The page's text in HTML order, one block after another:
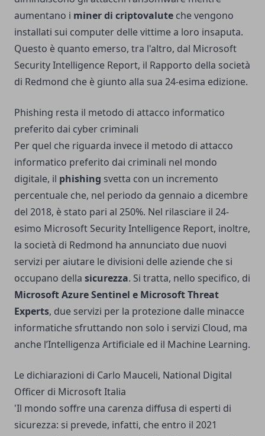
aumentano i miner di criptovalute che vengono
installati sui computer delle vittime a loro insaputa.
Questo è quanto emerso, tra l'altro, dal Microsoft
Security Intelligence Report, il Rapporto della società
di Redmond che è giunto alla sua 24-esima edizione.
Phishing resta il metodo di attacco informatico
preferito dai cyber criminali
Per quel che riguarda invece il metodo di attacco
informatico preferito dai criminali nel mondo
digitale, il phishing svetta con un incremento
percentuale che, nel periodo da gennaio a dicembre
del 2018, è stato pari al 250%. Nel rilasciare il 24-
esimo Microsoft Security Intelligence Report, inoltre,
la società di Redmond ha annunciato due nuovi
servizi per aiutare le divisioni delle aziende che si
occupano della sicurezza. Si tratta, nello specifico, di
Microsoft Azure Sentinel e Microsoft Threat
Experts, due servizi per la protezione dalle minacce
informatiche sfruttando non solo i servizi Cloud, ma
anche l’Intelligenza Artificiale ed il Machine Learning.
Le dichiarazioni di Carlo Mauceli, National Digital
Officer di Microsoft Italia
'Il mondo soffre una carenza diffusa di esperti di
sicurezza: si prevede, infatti, che entro il 2021